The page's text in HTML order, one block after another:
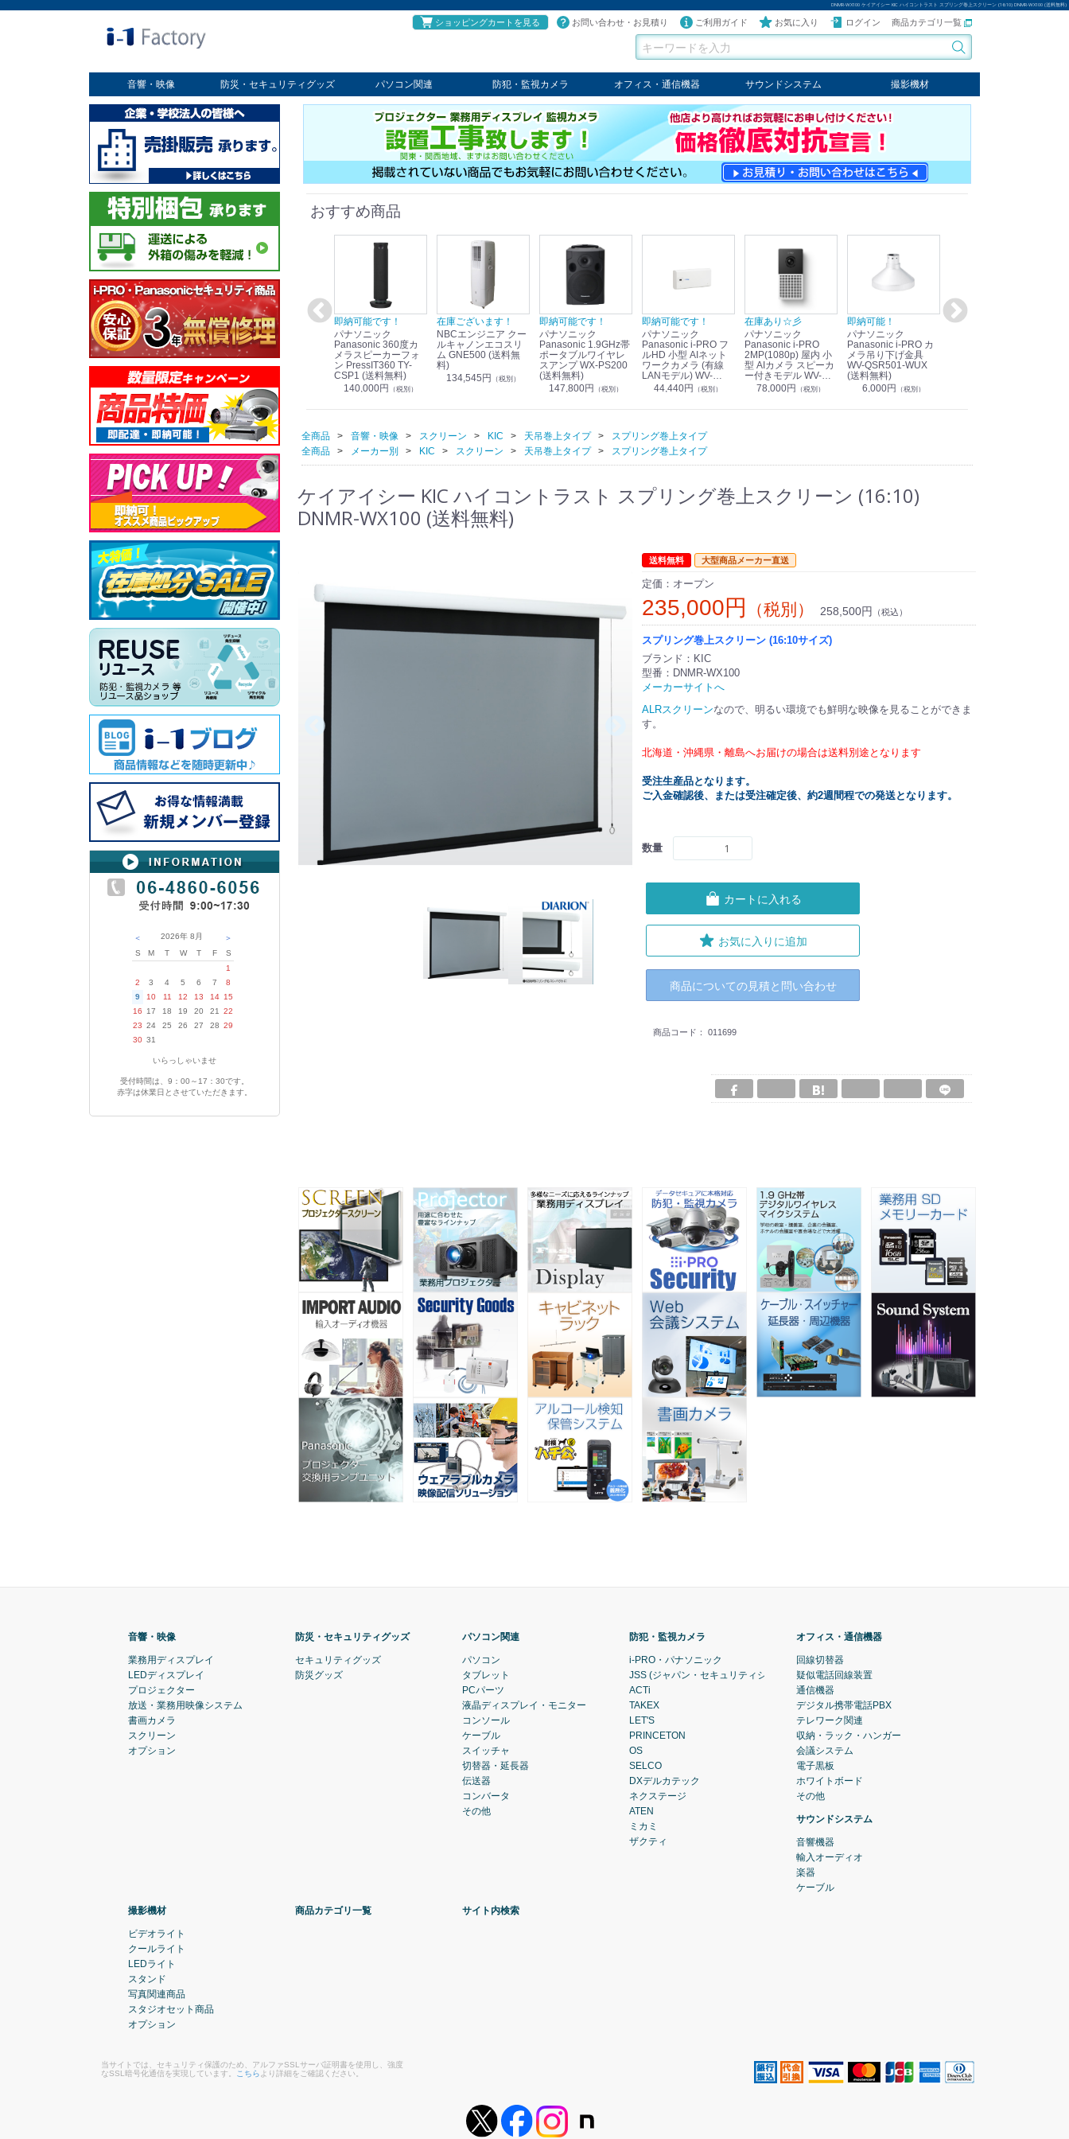
DNMR-WX100 ケイアイシー KIC ハイコントラスト スプリング巻上スクリーン (16:10) DNMR-WX100 (送料無料)
ショッピングカートを見る お問い合わせ・お見積り ご利用ガイド お気に入り ログイン 商品カテゴリ一覧
音響・映像
業務用ディスプレイ
プロジェクター
放送・業務用映像システム
書画カメラ
スクリーン
オプション
防災・セキュリティグッズ
セキュリティグッズ
防災グッズ
パソコン関連
パソコン
タブレット
PCパーツ
コンソール
ケーブル
切替器・延長器
伝送器
コンバータ
その他
防犯・監視カメラ
パナソニック
TAKEX
LET'S
JSS
SELCO
PRINCETON
OS
ネクステージ
ATEN
オフィス・通信機器
回線切替器
疑似電話回線装置
通信機器
デジタル携帯電話PBX
収納・ラック・ハンガー
会議システム
電子黒板
ホワイトボード
その他
サウンドシステム
音響機器
輸入オーディオ
楽器
ケーブル
撮影機材
ビデオライト
クールライト
LEDライト
スタンド
写真関連商品
スタジオセット商品
オプション
＜ 2026年 8月
＞
S
M T W T F
S
1
2
3 4 5 6 7
8
9
10 11 12 13 14 15
16
17 18 19 20 21
22
23 24 25 26 27 28 29
30 31
いらっしゃいませ
受付時間は、9：00～17：30です。
赤字は休業日とさせていただきます。
おすすめ商品
Panasonic i-PRO
2MP(1080p) 屋内 小
型 AIカメラ スピーカ
S71301-F2L (送料無
（税別）
即納可能！
パナソニック
Panasonic i-PRO カ
メラ吊り下げ金具
WV-QSR501-WUX
(送料無料)
6,000円（税別）
在庫あり！送料無料！
パナソニック
Panasonic リモコン
マイク (10局用) WR-
210A (送料無料)
39,000円
即納可能です！
パナソニック
Panasonic 360度カ
メラスピーカーフォ
ン PressIT360 TY-
CSP1 (送料無料)
140,000円 （税別）
在庫ございます！
NBCエンジニア クー
ルキャノンエコスリ
ム GNE500 (送料無
料)
134,545円
（税別）
即納可能です！
パナソニック
Panasonic 1.9GHz帯
ポータブルワイヤレ
スアンプ WX-PS200
(送料無料)
147,800円 （税別）
即納可能です！
パナソニック
Panasonic i-PRO フ
ルHD 小型 AIネット
ワークカメラ (有線
LANモデル) WV-
S7130UX (送料無料)
44,440円 （税別）
在庫あり☆彡
パナソニック
Panasonic i-PRO
2MP(1080p) 屋内 小
型 AIカメラ スピーカ
ー付きモデル WV-
S71301-F2L (送料無
78,000円 （税別）
即納可能！
パナソニック
Panasonic i-PRO カ
メラ吊り下げ金具
WV-QSR501-WUX
(送料無料)
6,000円 （税別）
全商品 音響・映像 スクリーン KIC 天吊巻上タイプ
スプリング巻上タイプ
全商品
メーカー別 KIC スクリーン 天吊巻上タイプ スプリング巻上タイプ
ケイアイシー KIC ハイコントラスト スプリング巻上スクリーン (16:10)
DNMR-WX100 (送料無料)
送料無料 大型商品メーカー直送
定価：オープン
235,000円 （税別） 258,500円 （税込）
スプリング巻上スクリーン (16:10サイズ)
ブランド：KIC
型番：DNMR-WX100
メーカーサイトへ
ALRスクリーンなので、明るい環境でも鮮明な映像を見ることができま
す。
北海道・沖縄県・離島へお届けの場合は送料別途となります
受注生産品となります。
ご入金確認後、または受注確定後、約2週間程での発送となります。
数量
カートに入れる
お気に入りに追加
商品についての見積と問い合わせ
商品コード： 011699
音響・映像
業務用ディスプレイ
LEDディスプレイ
プロジェクター
放送・業務用映像システム
書画カメラ
スクリーン
オプション
防災・セキュリティグッズ
セキュリティグッズ
防災グッズ
パソコン関連
パソコン
タブレット
PCパーツ
液晶ディスプレイ・モニター
コンソール
ケーブル
スイッチャ
切替器・延長器
伝送器
コンバータ
その他
防犯・監視カメラ
i-PRO・パナソニック
JSS (ジャパン・セキュリティシステム)
ACTi
TAKEX
LET'S
PRINCETON
OS
SELCO
DXデルカテック
ネクステージ
ATEN
ミカミ
ザクティ
オフィス・通信機器
回線切替器
疑似電話回線装置
通信機器
デジタル携帯電話PBX
テレワーク関連
収納・ラック・ハンガー
会議システム
電子黒板
ホワイトボード
その他
サウンドシステム
音響機器
輸入オーディオ
楽器
ケーブル
撮影機材
ビデオライト
クールライト
LEDライト
スタンド
写真関連商品
スタジオセット商品
オプション
商品カテゴリ一覧 サイト内検索
当サイトでは、セキュリティ保護のため、アルファSSLサーバ証明書を使用し、強度
なSSL暗号化通信を実現しています。 こちらより詳細をご確認ください。